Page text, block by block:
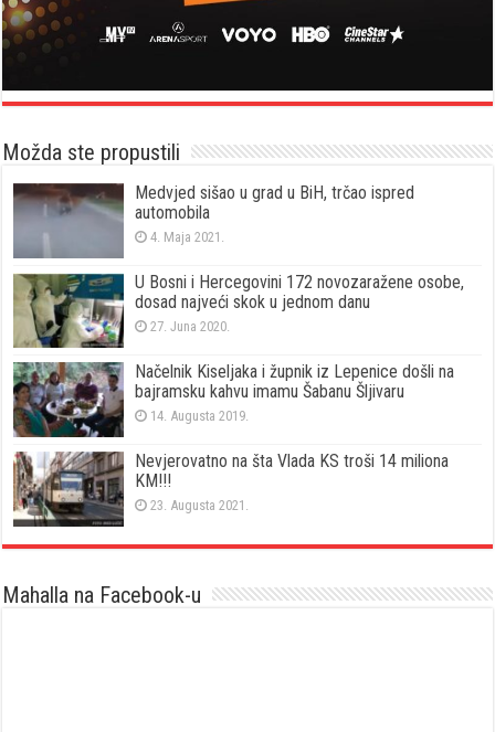
Možda ste propustili
Medvjed sišao u grad u BiH, trčao ispred
automobila
4. Maja 2021.
U Bosni i Hercegovini 172 novozaražene osobe,
dosad najveći skok u jednom danu
27. Juna 2020.
Načelnik Kiseljaka i župnik iz Lepenice došli na
bajramsku kahvu imamu Šabanu Šljivaru
14. Augusta 2019.
Nevjerovatno na šta Vlada KS troši 14 miliona
KM!!!
23. Augusta 2021.
Mahalla na Facebook-u